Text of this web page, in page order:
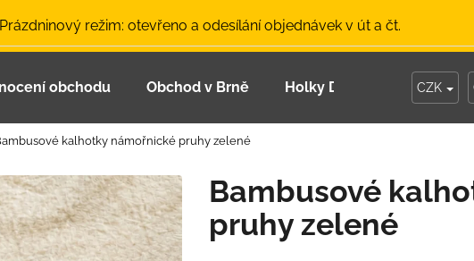
režim: otevřeno a odesílání objednávek v út a čt.
obchodu Obchod v Brně Holky Dupeťačky Moje
CZK
kalhotky námořnické pruhy zelené
Bambusové
pruhy zelené
Co potřebujete najít?
Doporučujeme